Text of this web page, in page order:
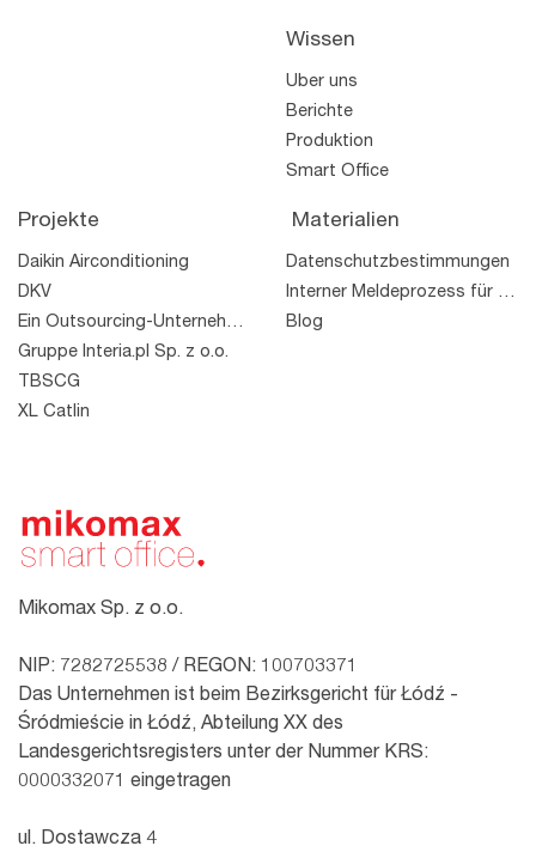
TWO
Wolle
TTM
Wolle
Mikomax Sp. z o.o.
NIP: 7282725538 / REGON: 100703371
Das Unternehmen ist beim Bezirksgericht für Łódź -
Śródmieście in Łódź, Abteilung XX des
Landesgerichtsregisters unter der Nummer KRS:
0000332071 eingetragen
ul. Dostawcza 4
Wissen
Über uns
Berichte
Produktion
Smart Office
Projekte
Daikin Airconditioning
DKV
Ein Outsourcing-Unternehmen
Gruppe Interia.pl Sp. z o.o.
TBSCG
XL Catlin
Materialien
Datenschutzbestimmungen
Interner Meldeprozess für Rechtsverstöße
Blog